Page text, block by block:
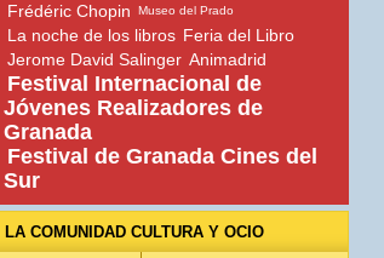
Frédéric Chopin Museo del Prado
La noche de los libros Feria del Libro
Jerome David Salinger Animadrid
Festival Internacional de
Jóvenes Realizadores de
Granada
Festival de Granada Cines del
Sur
LA COMUNIDAD CULTURA Y OCIO